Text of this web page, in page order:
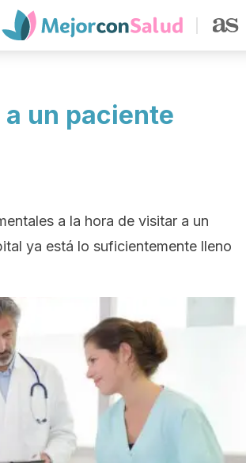
un paciente
a la hora de visitar a un
ya está lo suficientemente lleno